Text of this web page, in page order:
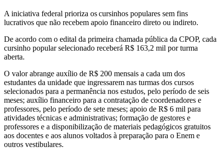
A iniciativa federal prioriza os cursinhos populares sem fins
lucrativos que não recebem apoio financeiro direto ou indireto.
De acordo com o edital da primeira chamada pública da CPOP, cada
cursinho popular selecionado receberá R$ 163,2 mil por turma
aberta.
O valor abrange auxílio de R$ 200 mensais a cada um dos
estudantes da unidade que ingressarem nas turmas dos cursos
selecionados para a permanência nos estudos, pelo período de seis
meses; auxílio financeiro para a contratação de coordenadores e
professores, pelo período de sete meses; apoio de R$ 6 mil para
atividades técnicas e administrativas; formação de gestores e
professores e a disponibilização de materiais pedagógicos gratuitos
aos docentes e aos alunos voltados à preparação para o Enem e
outros vestibulares.